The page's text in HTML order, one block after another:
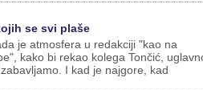
se svi plaše
je atmosfera u redakciji "kao na
kako bi rekao kolega Tončić,
I kad je najgore, kad